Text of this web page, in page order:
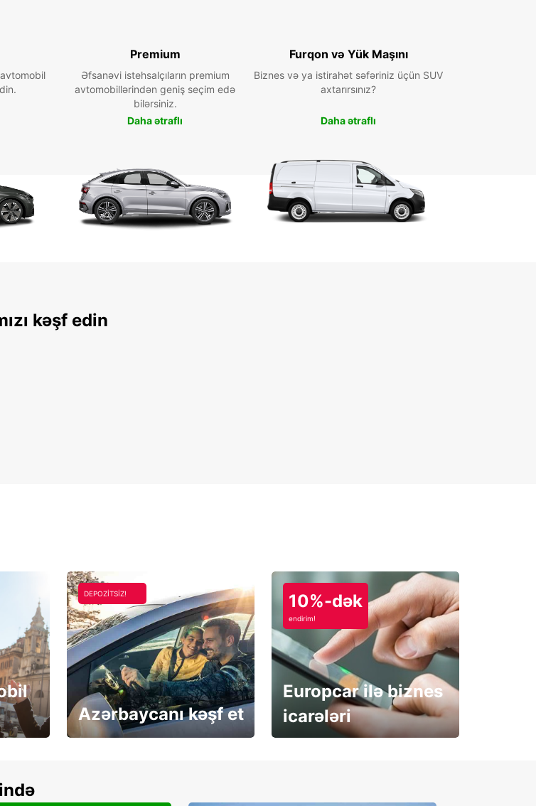
Premium
Əfsanəvi istehsalçıların premium
avtomobillərindən geniş seçim edə
bilərsiniz.
Daha ətraflı
Furqon və Yük Maşını
Biznes və ya istirahət səfəriniz üçün SUV
axtarırsınız?
Daha ətraflı
kəşf edin
DEPOZİTSİZ!
Azərbaycanı kəşf et
10%-dək
endirim!
Europcar ilə biznes
icarələri